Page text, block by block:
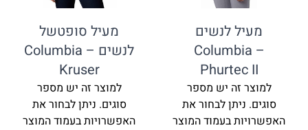
לנשים
זה יש מספר
לבחור את
בעמוד המוצר
מעיל סופטשל
לנשים Columbia –
למוצר זה יש מספר
סוגים. ניתן לבחור את
האפשרויות בעמוד המוצר